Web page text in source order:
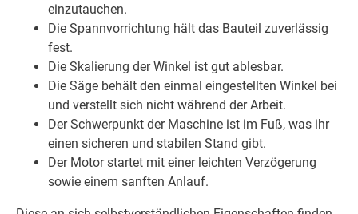
einzutauchen.
Die Spannvorrichtung hält das Bauteil zuverlässig
fest.
Die Skalierung der Winkel ist gut ablesbar.
Die Säge behält den einmal eingestellten Winkel bei
und verstellt sich nicht während der Arbeit.
Der Schwerpunkt der Maschine ist im Fuß, was ihr
einen sicheren und stabilen Stand gibt.
Der Motor startet mit einer leichten Verzögerung
sowie einem sanften Anlauf.